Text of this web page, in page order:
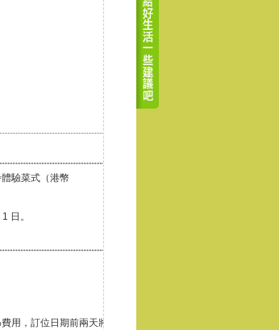
驗菜式（港幣
日。
用，訂位日期前兩天將收